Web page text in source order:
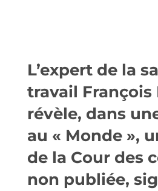
L’expert de la
travail François
révèle, dans
au « Monde »,
de la Cour des
non publiée,